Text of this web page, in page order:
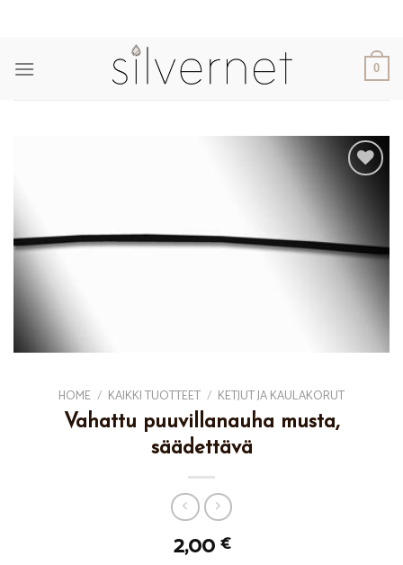
0
Wishlist
HOME / KAIKKI TUOTTEET / KETJUT JA KAULAKORUT
Vahattu puuvillanauha musta,
säädettävä
2,00 €